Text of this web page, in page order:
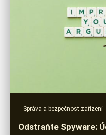
Správa a bezpečnost zařízení
Odstraňte Spyware: